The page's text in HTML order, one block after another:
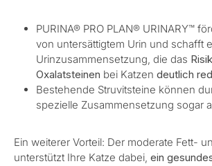
PURINA® PRO PLAN® URINARY™
von untersättigtem Urin und schafft
Urinzusammensetzung, die das
Oxalatsteinen bei Katzen deutlich
Bestehende Struvitsteine können
spezielle Zusammensetzung sogar
Ein weiterer Vorteil: Der moderate Fett-
unterstützt Ihre Katze dabei, ein